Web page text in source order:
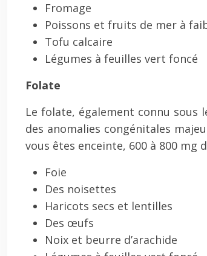
Fromage
Poissons et fruits de mer à
Tofu calcaire
Légumes à feuilles vert foncé
Folate
Le folate, également connu sous
des anomalies congénitales
vous êtes enceinte, 600 à 800
Foie
Des noisettes
Haricots secs et lentilles
Des œufs
Noix et beurre d’arachide